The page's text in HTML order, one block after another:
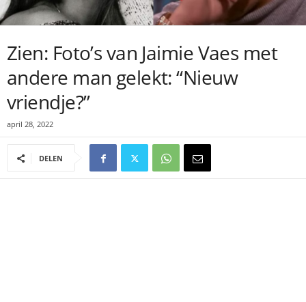
Zien: Foto’s van Jaimie Vaes met
andere man gelekt: “Nieuw
vriendje?”
april 28, 2022
DELEN